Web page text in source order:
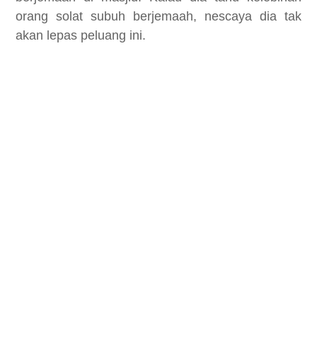
orang solat subuh berjemaah, nescaya dia tak
akan lepas peluang ini.